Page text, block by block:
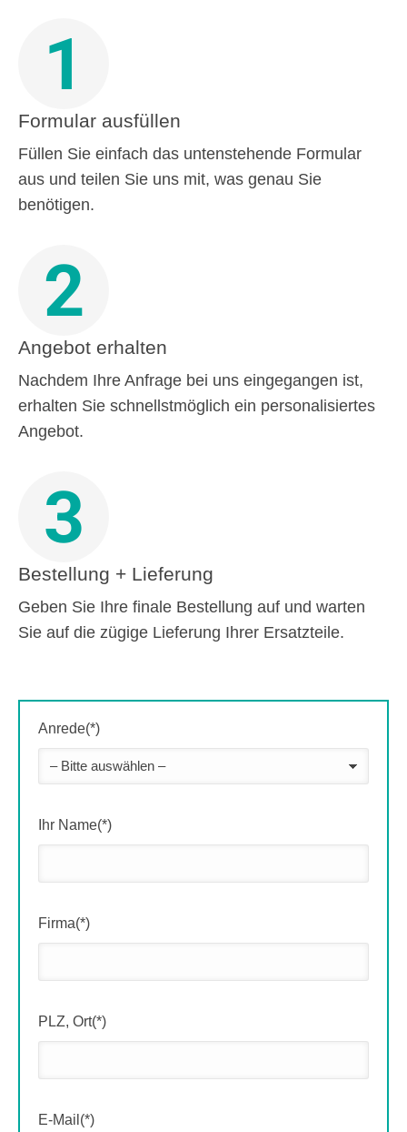
1
Formular ausfüllen
Füllen Sie einfach das untenstehende Formular
aus und teilen Sie uns mit, was genau Sie
benötigen.
2
Angebot erhalten
Nachdem Ihre Anfrage bei uns eingegangen ist,
erhalten Sie schnellstmöglich ein personalisiertes
Angebot.
3
Bestellung + Lieferung
Geben Sie Ihre finale Bestellung auf und warten
Sie auf die zügige Lieferung Ihrer Ersatzteile.
Anrede(*)
Ihr Name(*)
Firma(*)
PLZ, Ort(*)
E-Mail(*)